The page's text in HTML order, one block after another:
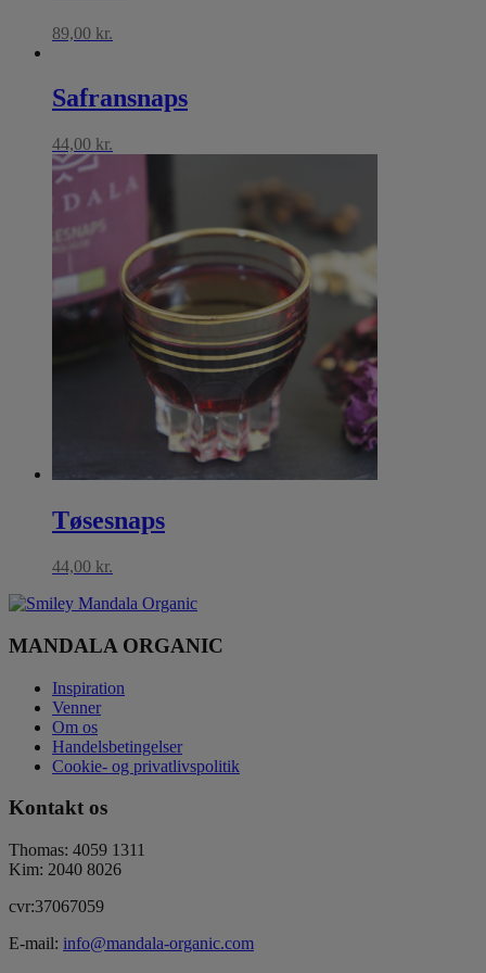
89,00 kr.
Safransnaps
44,00 kr.
Tøsesnaps
44,00 kr.
MANDALA ORGANIC
Inspiration
Venner
Om os
Handelsbetingelser
Cookie- og privatlivspolitik
Kontakt os
Thomas: 4059 1311
Kim: 2040 8026
cvr:37067059
E-mail: info@mandala-organic.com